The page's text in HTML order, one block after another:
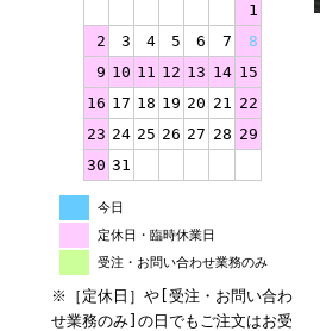
1
2
3 4 5 6 7
8
9 10 11 12 13 14 15
16 17 18 19 20 21 22
23 24 25 26 27 28 29
30 31
今日
定休日・臨時休業日
受注・お問い合わせ業務のみ
※［定休日］や[受注・お問い合わ
せ業務のみ]の日でもご注文はお受